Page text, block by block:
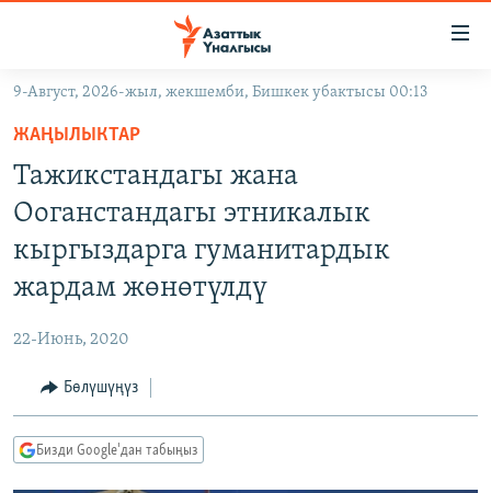
Навигацияга
өтүңүз
Издөөгө
салыңыз
ЭКСПЕРТТЕР ТАЛДАЙТ
БИЗ ЖАНА ДҮЙНӨ
ПОДКАСТ
ӨЗГӨЧӨ ПИКИР
Русский
9-Август, 2026-жыл, жекшемби, Бишкек убактысы 00:13
ЖАҢЫЛЫКТАР
Тажикстандагы жана
Ооганстандагы этникалык
кыргыздарга гуманитардык
жардам жөнөтүлдү
22-Июнь, 2020
Бөлүшүңүз
Бизди Google'дан табыңыз